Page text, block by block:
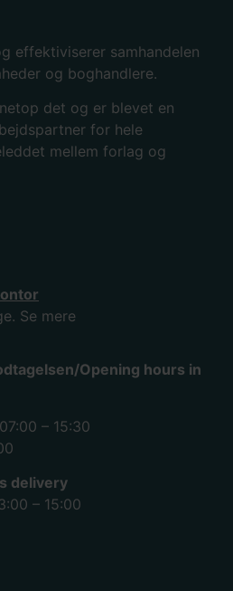
effektiviserer samhandelen
og boghandlere.
det og er blevet en
for hele
mellem forlag og
Se mere
Opening hours in
– 15:30
delivery
– 15:00